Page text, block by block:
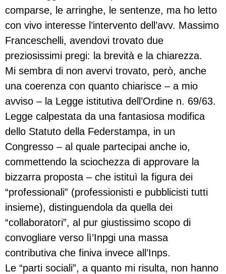
comparse, le arringhe, le sentenze, ma ho letto
con vivo interesse l’intervento dell’avv. Massimo
Franceschelli, avendovi trovato due
preziosissimi pregi: la brevità e la chiarezza.
Mi sembra di non avervi trovato, però, anche
una coerenza con quanto chiarisce – a mio
avviso – la Legge istitutiva dell’Ordine n. 69/63.
Legge calpestata da una fantasiosa modifica
dello Statuto della Federstampa, in un
Congresso – al quale partecipai anche io,
commettendo la sciochezza di approvare la
bizzarra proposta – che istituì la figura dei
“professionali” (professionisti e pubblicisti tutti
insieme), distinguendola da quella dei
“collaboratori”, al pur giustissimo scopo di
convogliare verso lì’Inpgi una massa
contributiva che finiva invece all’Inps.
Le “parti sociali”, a quanto mi risulta, non hanno